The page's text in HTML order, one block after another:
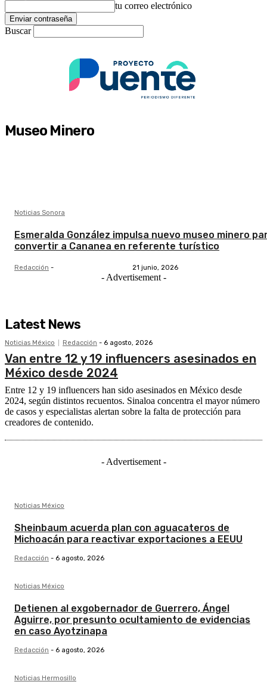
tu correo electrónico
Buscar
Museo Minero
Noticias Sonora
Esmeralda González impulsa nuevo museo minero
convertir a Cananea en referente turístico
Redacción - 21 junio, 2026
- Advertisement -
Latest News
Noticias México Redacción - 6 agosto, 2026
Van entre 12 y 19 influencers asesinados en
México desde 2024
Entre 12 y 19 influencers han sido asesinados en México desde
2024, según distintos recuentos. Sinaloa concentra el mayor número
de casos y especialistas alertan sobre la falta de protección para
creadores de contenido.
- Advertisement -
Noticias México
Sheinbaum acuerda plan con aguacateros de
Michoacán para reactivar exportaciones a EEUU
Redacción - 6 agosto, 2026
Noticias México
Detienen al exgobernador de Guerrero, Ángel
Aguirre, por presunto ocultamiento de evidencias
en caso Ayotzinapa
Redacción - 6 agosto, 2026
Noticias Hermosillo